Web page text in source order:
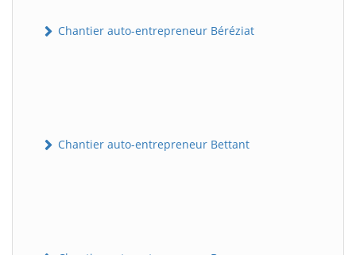
Chantier auto-entrepreneur Béréziat
Chantier auto-entrepreneur Bettant